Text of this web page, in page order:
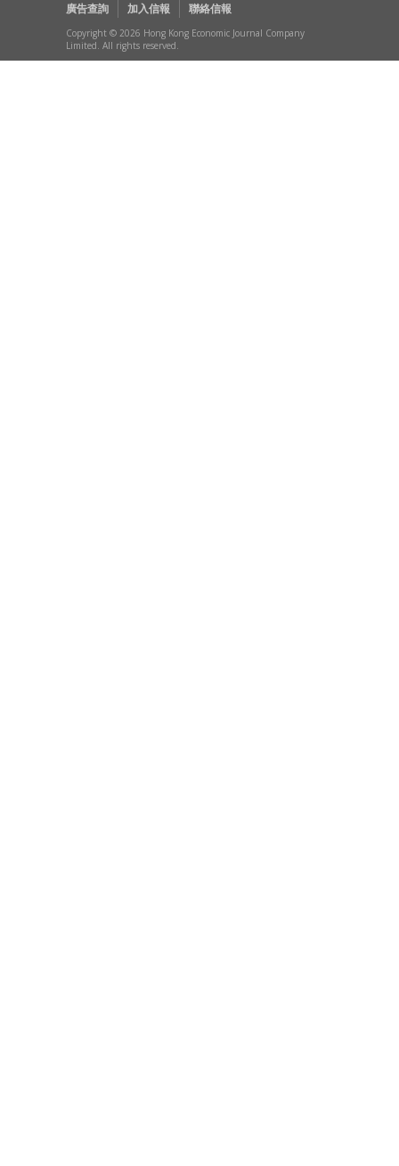
廣告查詢
加入信報 聯絡信報
Copyright © 2026 Hong Kong Economic Journal Company
Limited. All rights reserved.